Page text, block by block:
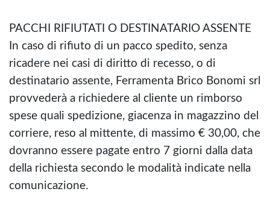
PACCHI RIFIUTATI O DESTINATARIO ASSENTE
In caso di rifiuto di un pacco spedito, senza
ricadere nei casi di diritto di recesso, o di
destinatario assente, Ferramenta Brico Bonomi srl
provvederà a richiedere al cliente un rimborso
spese quali spedizione, giacenza in magazzino del
corriere, reso al mittente, di massimo € 30,00, che
dovranno essere pagate entro 7 giorni dalla data
della richiesta secondo le modalità indicate nella
comunicazione.